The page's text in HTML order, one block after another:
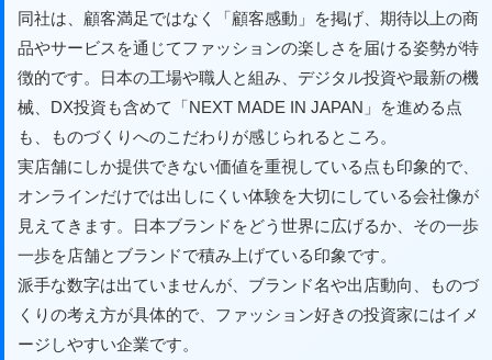
同社は、顧客満足ではなく「顧客感動」を掲げ、期待以上の商
品やサービスを通じてファッションの楽しさを届ける姿勢が特
徴的です。日本の工場や職人と組み、デジタル投資や最新の機
械、DX投資も含めて「NEXT MADE IN JAPAN」を進める点
も、ものづくりへのこだわりが感じられるところ。
実店舗にしか提供できない価値を重視している点も印象的で、
オンラインだけでは出しにくい体験を大切にしている会社像が
見えてきます。日本ブランドをどう世界に広げるか、その一歩
一歩を店舗とブランドで積み上げている印象です。
派手な数字は出ていませんが、ブランド名や出店動向、ものづ
くりの考え方が具体的で、ファッション好きの投資家にはイメ
ージしやすい企業です。